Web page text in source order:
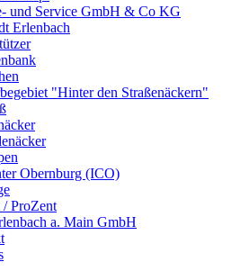
und Service GmbH & Co KG
Erlenbach
"Hinter den Straßenäckern"
Obernburg (ICO)
/ ProZent
a. Main GmbH